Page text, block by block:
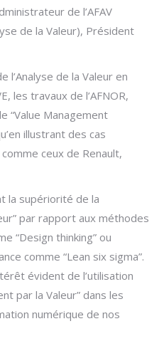
de l’AFAV
de la Valeur), Président
l’Analyse de la Valeur en
les travaux de l’AFNOR,
“Value Management
illustrant des cas
ceux de Renault,
la supériorité de la
par rapport aux méthodes
“Design thinking” ou
comme “Lean six sigma”.
évident de l’utilisation
par la Valeur” dans les
numérique de nos